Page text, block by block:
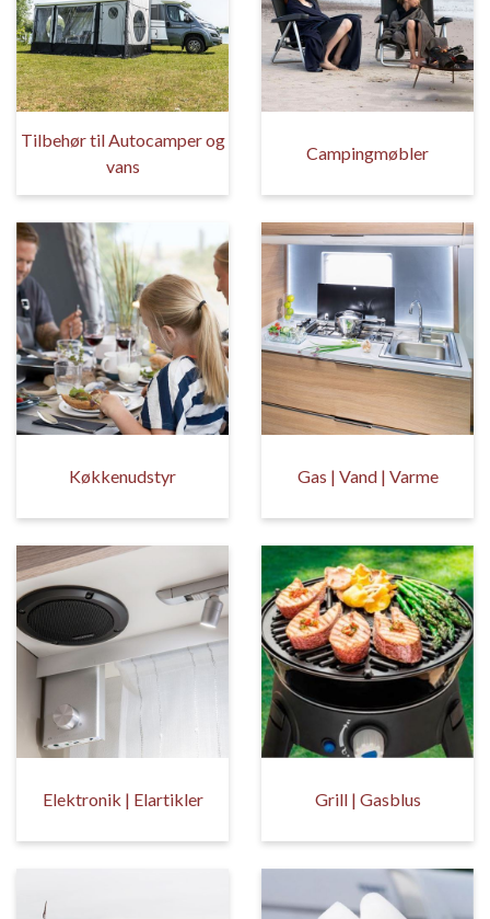
Tilbehør til Autocamper og
vans
Campingmøbler
Køkkenudstyr Gas | Vand | Varme
Elektronik | Elartikler Grill | Gasblus